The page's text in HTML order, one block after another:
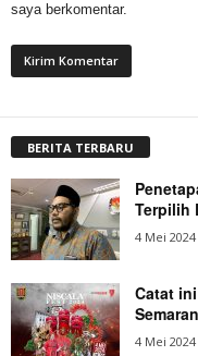
saya berkomentar.
BERITA TERBARU
Terpilih
4 Mei 2024
Catat
4 Mei 2024